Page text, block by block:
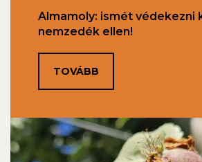
Almamoly: ismét védekezni
nemzedék ellen!
TOVÁBB